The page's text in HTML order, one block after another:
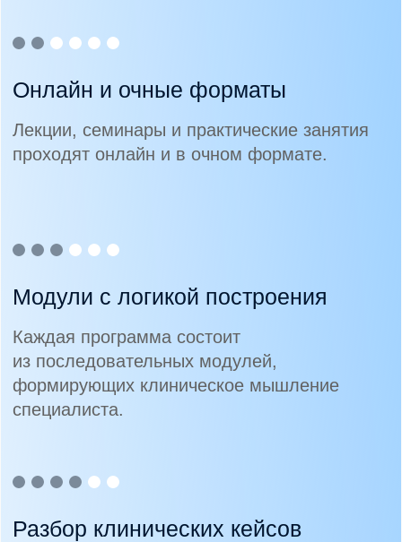
Согласие на получение рекламной
Порядок оказания платных образовательных
услуг
Публичная оферта
данных
Онлайн курсы и интенсивы
Стажировка
Профессиональная переподготовка
и психиатрии MHC | Школа